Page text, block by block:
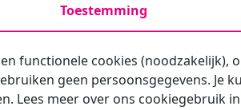
mailadres in waarmee je zakelijk/
Toestemming
functionele cookies (noodzakelijk),
geen persoonsgegevens. Je
Lees meer over ons cookiegebruik